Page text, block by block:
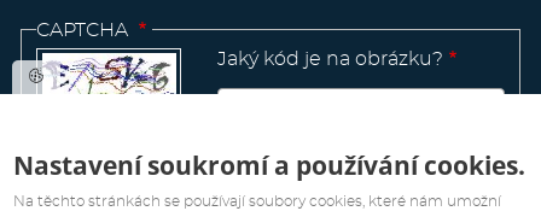
CAPTCHA
Jaký kód je na obrázku?
Manage
existing
Nastavení soukromí a používání cookies.
Na těchto stránkách se používají soubory cookies, které nám umožní